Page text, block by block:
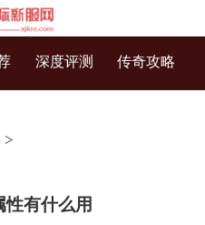
深度评测 传奇攻略
>
性有什么用